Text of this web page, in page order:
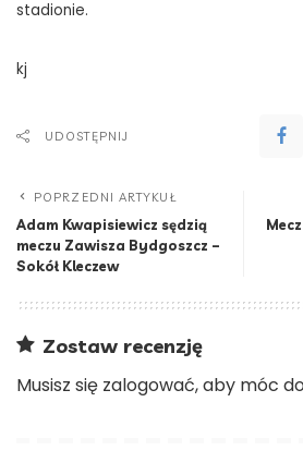
stadionie.
kj
UDOSTĘPNIJ
POPRZEDNI ARTYKUŁ
Adam Kwapisiewicz sędzią
meczu Zawisza Bydgoszcz –
Sokół Kleczew
Zostaw recenzję
Musisz się zalogować, aby móc